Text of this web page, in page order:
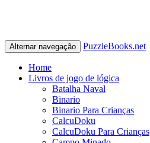
Alternar navegação PuzzleBooks.net
Home
Livros de jogo de lógica
Batalha Naval
Binario
Binario Para Crianças
CalcuDoku
CalcuDoku Para Crianças